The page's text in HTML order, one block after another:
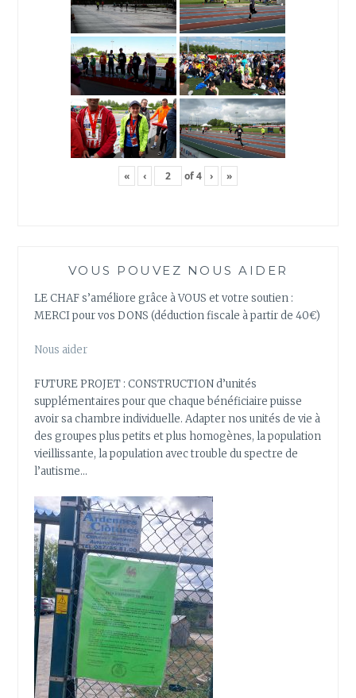
« ‹ of4 › »
VOUS POUVEZ NOUS AIDER
LE CHAF s’améliore grâce à VOUS et votre soutien :
MERCI pour vos DONS (déduction fiscale à partir de 40€)
Nous aider
FUTURE PROJET : CONSTRUCTION d’unités
supplémentaires pour que chaque bénéficiaire puisse
avoir sa chambre individuelle. Adapter nos unités de vie à
des groupes plus petits et plus homogènes, la population
vieillissante, la population avec trouble du spectre de
l’autisme…